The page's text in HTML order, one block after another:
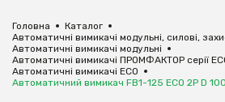
Головна
Каталог
Автоматичні вимикачі модульні, силові,
Автоматичні вимикачі модульні
Автоматичні вимикачі ПРОМФАКТОР серії
Автоматичні вимикачі ECO
Автоматичний вимикач FB1-125 ECO 2P D